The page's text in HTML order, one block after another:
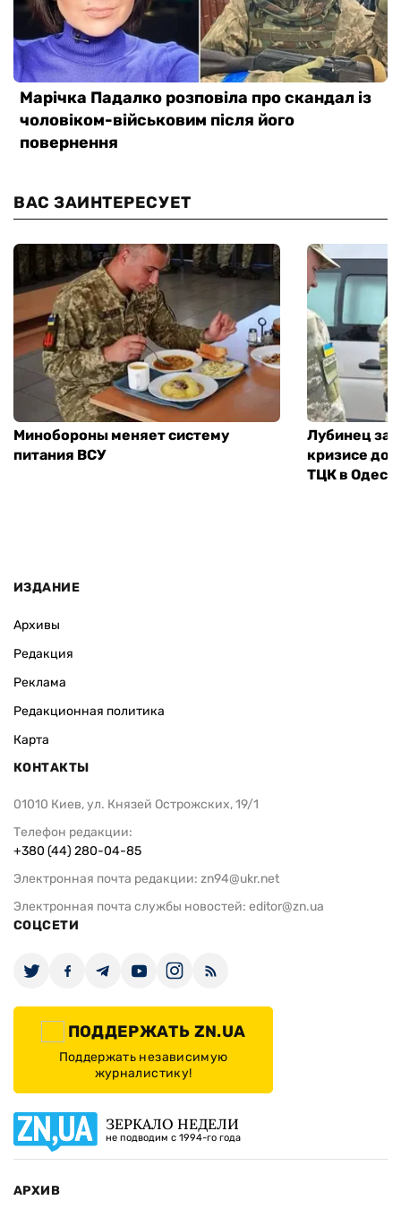
ВАС ЗАИНТЕРЕСУЕТ
Минобороны меняет систему
питания ВСУ
Лубинец
кризисе
ТЦК в
ИЗДАНИЕ
Архивы
Редакция
Реклама
Редакционная политика
Карта
КОНТАКТЫ
01010 Киев, ул. Князей Острожских, 19/1
Телефон редакции:
+380 (44) 280-04-85
Электронная почта редакции: zn94@ukr.net
Электронная почта службы новостей: editor@zn.ua
СОЦСЕТИ
ПОДДЕРЖАТЬ ZN.UA
Поддержать независимую
журналистику!
ЗЕРКАЛО НЕДЕЛИ
не подводим с 1994-го года
АРХИВ